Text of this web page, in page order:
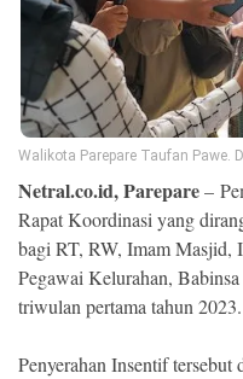
Olahraga
Ekonomi
Memori
Walikota Parepare Taufan Pawe.
Netral.co.id, Parepare–
Rapat Koordinasi yang
bagi RT, RW, Imam Masjid,
Pegawai Kelurahan,
triwulan pertama tahun 2023.
Penyerahan Insentif tersebut